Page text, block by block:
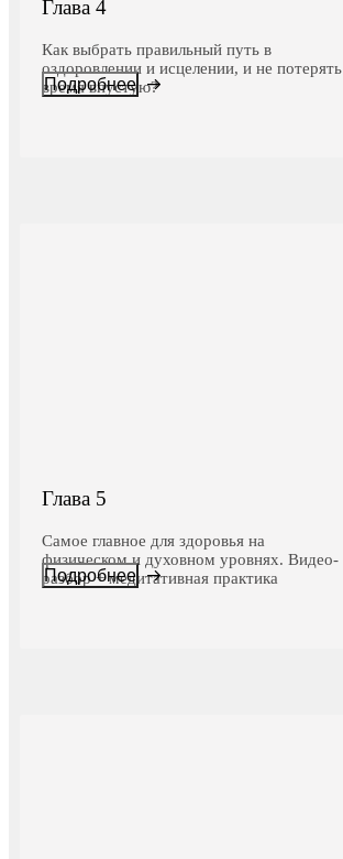
Глава 4
Как выбрать правильный путь в
оздоровлении и исцелении, и не потерять
время впустую?
Подробнее
Глава 5
Самое главное для здоровья на
физическом и духовном уровнях. Видео-
разбор + медитативная практика
Подробнее